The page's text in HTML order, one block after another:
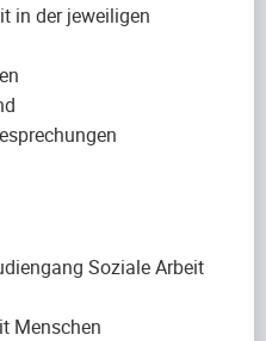
in der jeweiligen
Soziale Arbeit
Menschen